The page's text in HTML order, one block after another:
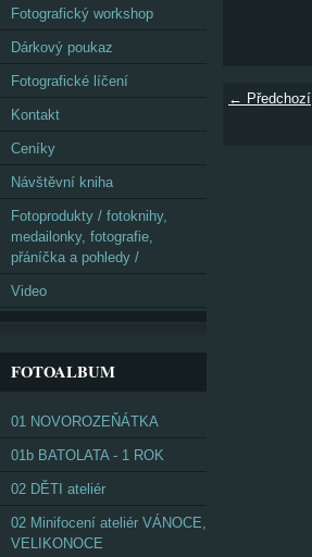
← Předchozí
Fotografický workshop
Dárkový poukaz
Fotografické líčení
Kontakt
Ceníky
Návštěvní kniha
Fotoprodukty / fotoknihy,
medailonky, fotografie,
přáníčka a pohledy /
Video
FOTOALBUM
01 NOVOROZEŇÁTKA
01b BATOLATA - 1 ROK
02 DĚTI ateliér
02 Minifocení ateliér VÁNOCE,
VELIKONOCE